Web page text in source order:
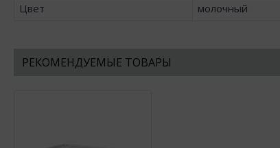
Цвет
молочный
РЕКОМЕНДУЕМЫЕ ТОВАРЫ